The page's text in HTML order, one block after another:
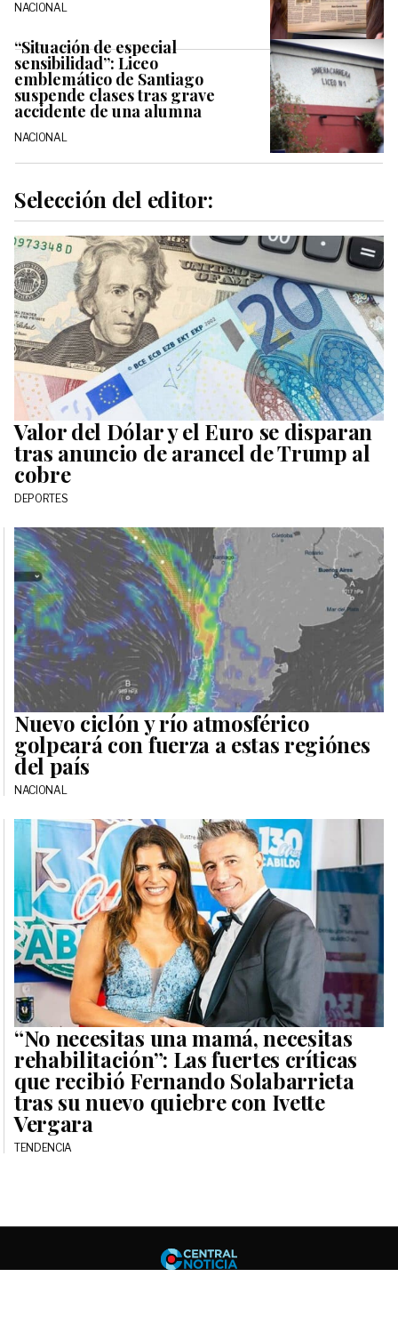
NACIONAL
“Situación de especial
sensibilidad”: Liceo
emblemático de Santiago
suspende clases tras grave
accidente de una alumna
NACIONAL
Selección del editor:
Valor del Dólar y el Euro se disparan
tras anuncio de arancel de Trump al
cobre
DEPORTES
Nuevo ciclón y río atmosférico
golpeará con fuerza a estas regiónes
del país
NACIONAL
“No necesitas una mamá, necesitas
rehabilitación”: Las fuertes críticas
que recibió Fernando Solabarrieta
tras su nuevo quiebre con Ivette
Vergara
TENDENCIA
Central